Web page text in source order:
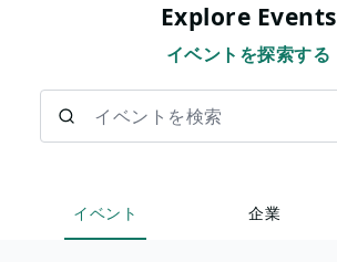
Explore Events
イベントを探索する
イベント 企業